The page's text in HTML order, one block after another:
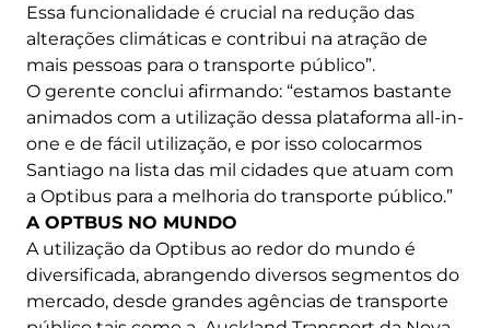
Essa funcionalidade é crucial na redução das
alterações climáticas e contribui na atração de
mais pessoas para o transporte público”.
O gerente conclui afirmando: “estamos bastante
animados com a utilização dessa plataforma all-in-
one e de fácil utilização, e por isso colocarmos
Santiago na lista das mil cidades que atuam com
a Optibus para a melhoria do transporte público.”
A OPTBUS NO MUNDO
A utilização da Optibus ao redor do mundo é
diversificada, abrangendo diversos segmentos do
mercado, desde grandes agências de transporte